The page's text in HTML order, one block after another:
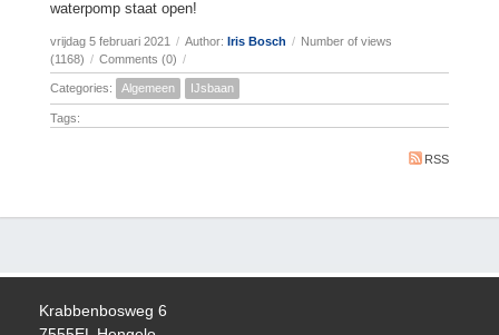
waterpomp staat open!
vrijdag 5 februari 2021 / Author: Iris Bosch / Number of views
(1168) / Comments (0) /
Categories: Algemeen IJsbaan
Tags:
RSS
Krabbenbosweg 6